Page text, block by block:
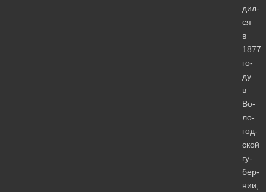
дил­
ся
в
1877
го­
ду
в
Во­
ло­
год­
ской
гу­
бер­
нии,